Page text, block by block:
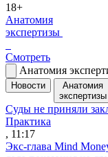
18+
Анатомия
экспертизы
Смотреть
Анатомия
Новости
Анатомия
экспертизы
Суды не приняли
Практика
, 11:17
Экс-глава Mind